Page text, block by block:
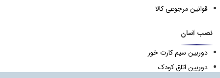
قوانین مرجوعی کالا
نصب آسان
دوربین سیم کارت خور
دوربین اتاق کودک